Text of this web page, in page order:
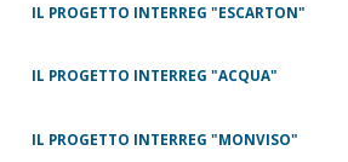
IL PROGETTO INTERREG "ESCARTON"
IL PROGETTO INTERREG "ACQUA"
IL PROGETTO INTERREG "MONVISO"